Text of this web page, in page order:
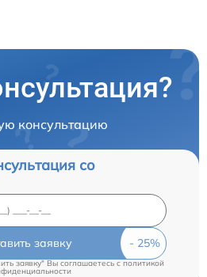
консультацию
со
заявку
заявку" Вы соглашаетесь cполитикой